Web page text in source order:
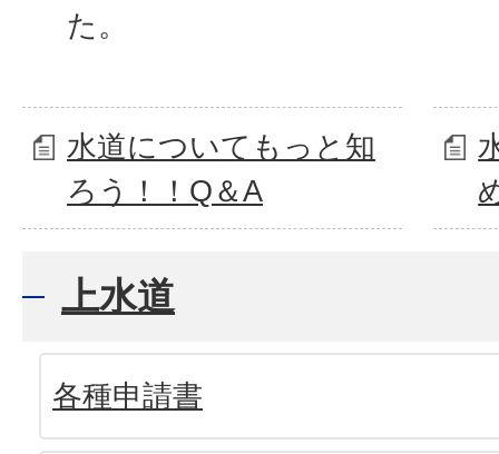
た。
水道についてもっと知
ろう！！Q＆A
上水道
各種申請書